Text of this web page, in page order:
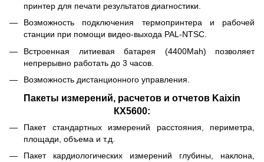
принтер для печати результатов диагностики.
Возможность подключения термопринтера и рабочей
станции при помощи видео-выхода PAL-NTSC.
Встроенная литиевая батарея (4400Mah) позволяет
непрерывно работать до 3 часов.
Возможность дистанционного управления.
Пакеты измерений, расчетов и отчетов Kaixin
КХ5600:
Пакет стандартных измерений расстояния, периметра,
площади, объема и т.д.
Пакет кардиологических измерений глубины, наклона,